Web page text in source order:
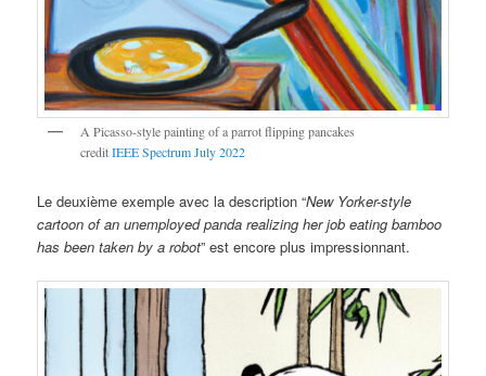
A Picasso-style painting of a parrot flipping pancakes
creditIEEE Spectrum July 2022
Le deuxième exemple avec la description “New Yorker-style
cartoon of an unemployed panda realizing her job eating bamboo
has been taken by a robot” est encore plus impressionnant.